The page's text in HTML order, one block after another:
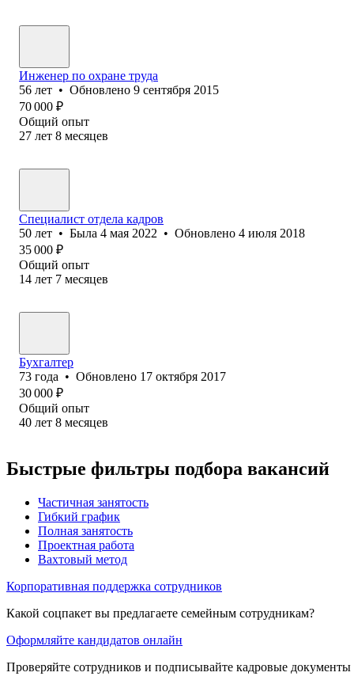
Инженер по охране труда
56 лет • Обновлено 9 сентября 2015
70 000 ₽
Общий опыт
27 лет 8 месяцев
Специалист отдела кадров
50 лет • Была 4 мая 2022 • Обновлено 4 июля 2018
35 000 ₽
Общий опыт
14 лет 7 месяцев
Бухгалтер
73 года • Обновлено 17 октября 2017
30 000 ₽
Общий опыт
40 лет 8 месяцев
Быстрые фильтры подбора вакансий
Частичная занятость
Гибкий график
Полная занятость
Проектная работа
Вахтовый метод
Корпоративная поддержка сотрудников
Какой соцпакет вы предлагаете семейным сотрудникам?
Оформляйте кандидатов онлайн
Проверяйте сотрудников и подписывайте кадровые